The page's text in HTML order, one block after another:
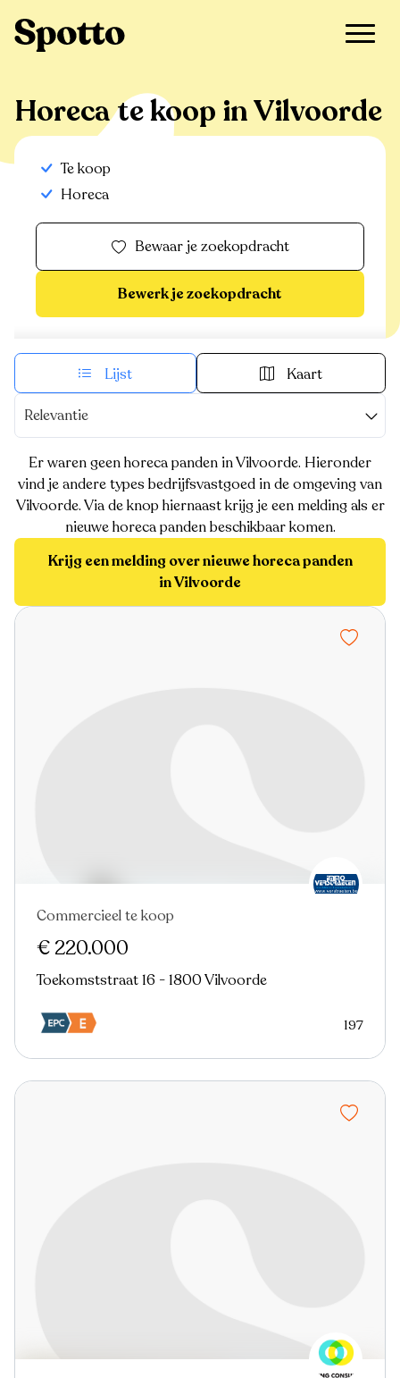
Horeca te koop in Vilvoorde
Te koop
Horeca
Bewaar je zoekopdracht
Bewerk je zoekopdracht
Lijst Kaart
Relevantie
Er waren geen horeca panden in Vilvoorde. Hieronder
vind je andere types bedrijfsvastgoed in de omgeving van
Vilvoorde. Via de knop hiernaast krijg je een melding als er
nieuwe horeca panden beschikbaar komen.
Krijg een melding over nieuwe horeca panden
in Vilvoorde
Commercieel te koop
€ 220.000
Toekomststraat 16 - 1800 Vilvoorde
197